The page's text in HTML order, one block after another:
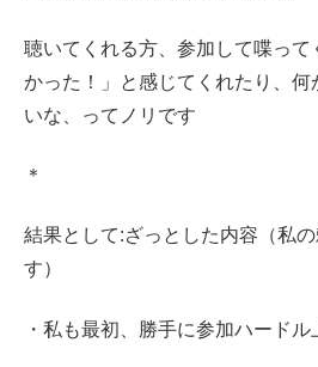
聴いてくれる方、参加して喋って
かった！」と感じてくれたり、何
いな、ってノリです
＊
結果として:ざっとした内容（私
す）
・私も最初、勝手に参加ハードル